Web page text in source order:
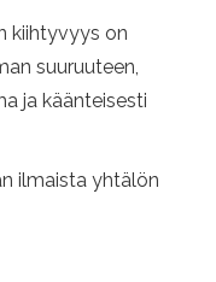
kiihtyvyys on
suuruuteen,
ja käänteisesti
ilmaista yhtälön